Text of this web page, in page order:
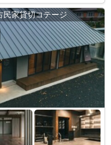
民家貸切コテージ